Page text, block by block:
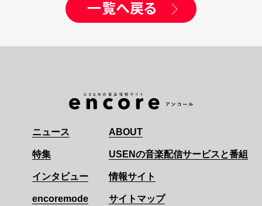
一覧へ戻る
ニュース
特集
インタビュー
encoremode
ABOUT
USENの音楽配信サービスと番組
情報サイト
サイトマップ